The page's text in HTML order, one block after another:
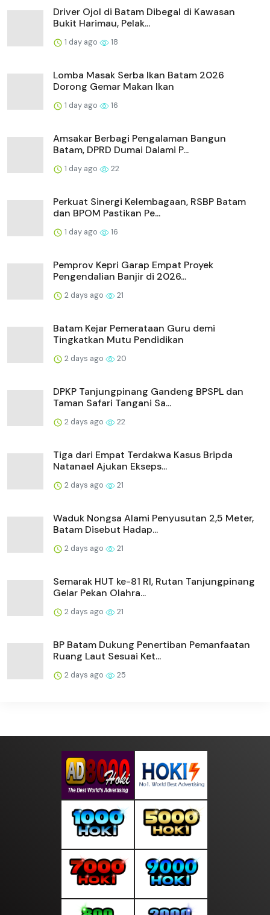
Driver Ojol di Batam Dibegal di Kawasan
Bukit Harimau, Pelak...
1 day ago 18
Lomba Masak Serba Ikan Batam 2026
Dorong Gemar Makan Ikan
1 day ago 16
Amsakar Berbagi Pengalaman Bangun
Batam, DPRD Dumai Dalami P...
1 day ago 22
Perkuat Sinergi Kelembagaan, RSBP Batam
dan BPOM Pastikan Pe...
1 day ago 16
Pemprov Kepri Garap Empat Proyek
Pengendalian Banjir di 2026...
2 days ago 21
Batam Kejar Pemerataan Guru demi
Tingkatkan Mutu Pendidikan
2 days ago 20
DPKP Tanjungpinang Gandeng BPSPL dan
Taman Safari Tangani Sa...
2 days ago 22
Tiga dari Empat Terdakwa Kasus Bripda
Natanael Ajukan Ekseps...
2 days ago 21
Waduk Nongsa Alami Penyusutan 2,5 Meter,
Batam Disebut Hadap...
2 days ago 21
Semarak HUT ke-81 RI, Rutan Tanjungpinang
Gelar Pekan Olahra...
2 days ago 21
BP Batam Dukung Penertiban Pemanfaatan
Ruang Laut Sesuai Ket...
2 days ago 25